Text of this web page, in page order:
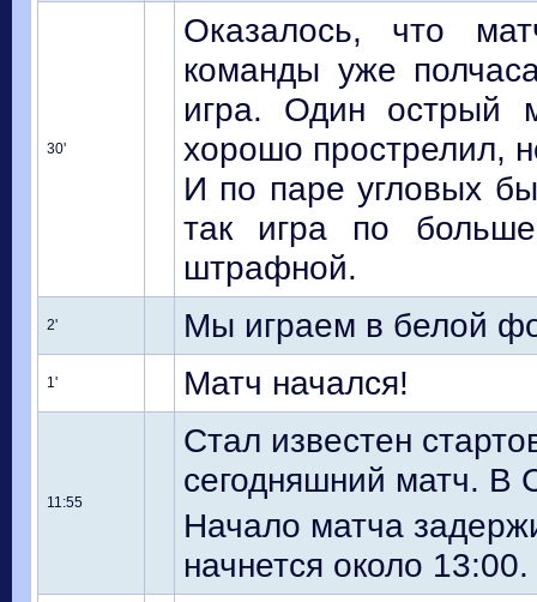
30'
Оказалось, что
команды уже
игра. Один острый
хорошо прострелил,
И по паре угловых
так игра по
штрафной.
2' Мы играем в белой
1' Матч начался!
11:55
Стал известен
сегодняшний матч. В
Начало матча
начнется около 13:00.